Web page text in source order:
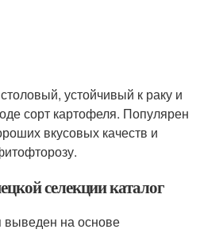
устойчивый к раку и
сорт картофеля. Популярен
вкусовых качеств и
селекции каталог
выведен на основе